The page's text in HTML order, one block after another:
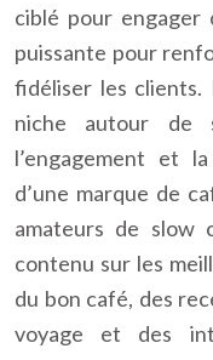
ciblé pour engager
puissante pour
fidéliser les clients.
niche autour de
l’engagement et
d’une marque de
amateurs de slow
contenu sur les
du bon café, des
voyage et des